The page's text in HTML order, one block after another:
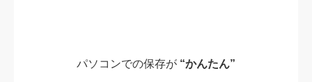
パソコンでの保存が “かんたん”